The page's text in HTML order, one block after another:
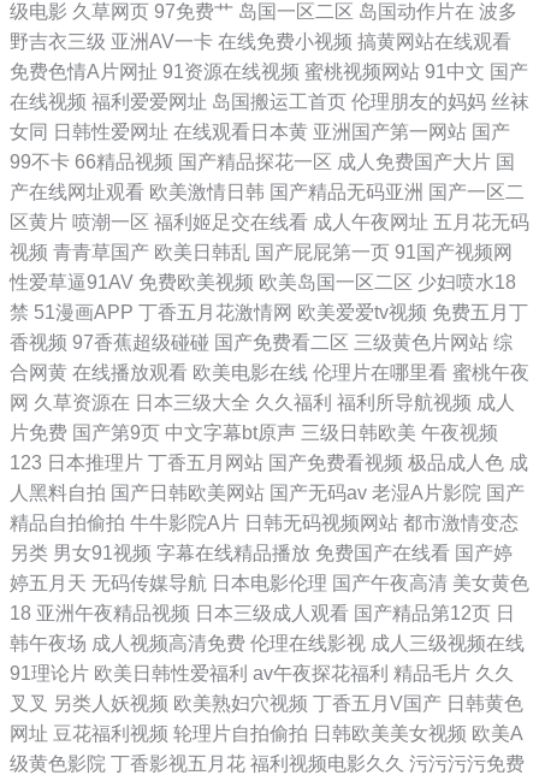
网址 乱亲女h秽 国产丝袜诱惑精品 www欧洲影院 在线观看电影
级电影 久草网页 97免费艹 岛国一区二区 岛国动作片在 波多
野吉衣三级 亚洲AV一卡 在线免费小视频 搞黄网站在线观看
免费色情A片网扯 91资源在线视频 蜜桃视频网站 91中文 国产
在线视频 福利爱爱网址 岛国搬运工首页 伦理朋友的妈妈 丝袜
女同 日韩性爱网址 在线观看日本黄 亚洲国产第一网站 国产
99不卡 66精品视频 国产精品探花一区 成人免费国产大片 国
产在线网址观看 欧美激情日韩 国产精品无码亚洲 国产一区二
区黄片 喷潮一区 福利姬足交在线看 成人午夜网址 五月花无码
视频 青青草国产 欧美日韩乱 国产屁屁第一页 91国产视频网
性爱草逼91AV 免费欧美视频 欧美岛国一区二区 少妇喷水18
禁 51漫画APP 丁香五月花激情网 欧美爱爱tv视频 免费五月丁
香视频 97香蕉超级碰碰 国产免费看二区 三级黄色片网站 综
合网黄 在线播放观看 欧美电影在线 伦理片在哪里看 蜜桃午夜
网 久草资源在 日本三级大全 久久福利 福利所导航视频 成人
片免费 国产第9页 中文字幕bt原声 三级日韩欧美 午夜视频
123 日本推理片 丁香五月网站 国产免费看视频 极品成人色 成
人黑料自拍 国产日韩欧美网站 国产无码av 老湿A片影院 国产
精品自拍偷拍 牛牛影院A片 日韩无码视频网站 都市激情变态
另类 男女91视频 字幕在线精品播放 免费国产在线看 国产婷
婷五月天 无码传媒导航 日本电影伦理 国产午夜高清 美女黄色
18 亚洲午夜精品视频 日本三级成人观看 国产精品第12页 日
韩午夜场 成人视频高清免费 伦理在线影视 成人三级视频在线
91理论片 欧美日韩性爱福利 av午夜探花福利 精品毛片 久久
叉叉 另类人妖视频 欧美熟妇穴视频 丁香五月V国产 日韩黄色
网址 豆花福利视频 轮理片自拍偷拍 日韩欧美美女视频 欧美A
级黄色影院 丁香影视五月花 福利视频电影久久 污污污污免费